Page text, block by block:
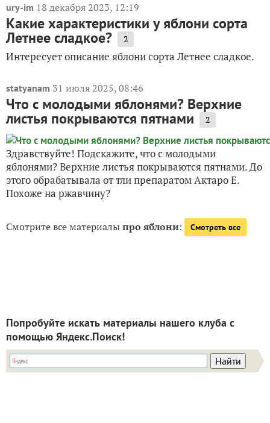
ury-im 18 декабря 2023, 12:19
Какие характеристики у яблони сорта
Летнее сладкое? 2
Интересует описание яблони сорта Летнее сладкое.
statyanam 31 июля 2025, 08:46
Что с молодыми яблонями? Верхние
листья покрываются пятнами 2
Здравствуйте! Подскажите, что с молодыми
яблонями? Верхние листья покрываются пятнами. До
этого обрабатывала от тли препаратом Актаро Е.
Похоже на ржавчину?
Смотрите все материалыпро яблони: Смотреть все
Попробуйте искать материалы нашего клуба с
помощью Яндекс.Поиск!